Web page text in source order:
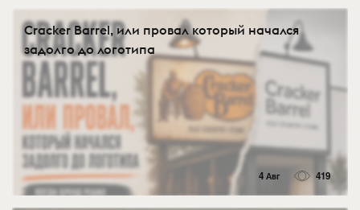
Cracker Barrel, или провал который начался
задолго до логотипа
4 Авг 419